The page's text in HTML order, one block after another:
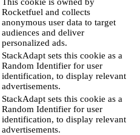
Rocketfuel and collects
anonymous user data to target
audiences and deliver
personalized ads.
StackAdapt sets this cookie as a
Random Identifier for user
identification, to display relevant
advertisements.
StackAdapt sets this cookie as a
Random Identifier for user
identification, to display relevant
advertisements.